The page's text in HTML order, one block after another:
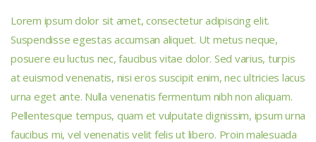
Lorem ipsum dolor sit amet, consectetur adipiscing elit.
Suspendisse egestas accumsan aliquet. Ut metus neque,
posuere eu luctus nec, faucibus vitae dolor. Sed varius, turpis
at euismod venenatis, nisi eros suscipit enim, nec ultricies lacus
urna eget ante. Nulla venenatis fermentum nibh non aliquam.
Pellentesque tempus, quam et vulputate dignissim, ipsum urna
faucibus mi, vel venenatis velit felis ut libero. Proin malesuada